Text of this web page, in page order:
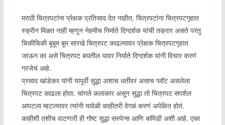
मराठी चित्रपटांना प्रेक्षक प्रतिसाद देत नाहीत, चित्रपटांना चित्रपटगृहात
स्क्रीन मिळत नाही म्हणून नेहमीच निर्माते दिग्दर्शक यांची तक्रार असते परंतु
चिकीचिकी बूबूम बूम सारखे चित्रपट काढल्यावर प्रेक्षक चित्रपटगृहात
जाऊन का असे चित्रपट बघतील यावर निर्माते दिग्दर्शक यांनी विचार करणं
गरजेचं आहे.
प्रसाद खांडेकर यांनी यापूर्वी सुद्धा अशाच धर्तीवर असाच प्लॉट असलेला
चित्रपट काढला होता. चांगले कलाकार असून सुद्धा तो चित्रपट सपशेल
आपटला म्हटल्यावर त्यांनी यावेळी काहीतरी वेगळं करणं अपेक्षित होतं.
काहीशी तशीच वाटणारी ही गोष्ट सुद्धा सस्पेन्स आणि कॉमेडी अशी आहे. एका